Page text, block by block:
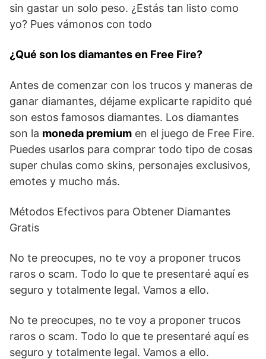
sin gastar un solo peso. ¿Estás tan listo como
yo? Pues vámonos con todo
¿Qué son los diamantes en Free Fire?
Antes de comenzar con los trucos y maneras de
ganar diamantes, déjame explicarte rapidito qué
son estos famosos diamantes. Los diamantes
son la moneda premium en el juego de Free Fire.
Puedes usarlos para comprar todo tipo de cosas
super chulas como skins, personajes exclusivos,
emotes y mucho más.
Métodos Efectivos para Obtener Diamantes
Gratis
No te preocupes, no te voy a proponer trucos
raros o scam. Todo lo que te presentaré aquí es
seguro y totalmente legal. Vamos a ello.
No te preocupes, no te voy a proponer trucos
raros o scam. Todo lo que te presentaré aquí es
seguro y totalmente legal. Vamos a ello.